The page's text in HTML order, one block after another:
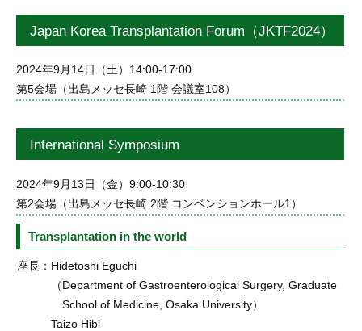
Japan Korea Transplantation Forum（JKTF2024）
2024年9月14日（土）14:00-17:00
第5会場（出島メッセ長崎 1階 会議室108）
International Symposium
2024年9月13日（金）9:00-10:30
第2会場（出島メッセ長崎 2階 コンベンションホール1）
Transplantation in the world
座長： Hidetoshi Eguchi
（Department of Gastroenterological Surgery, Graduate
School of Medicine, Osaka University）
Taizo Hibi